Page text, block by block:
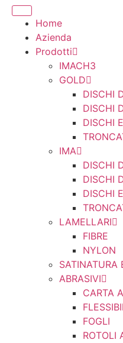
Home
Azienda
Prodotti
IMACH3
GOLD
DISCHI
DISCHI
DISCHI
IMA
DISCHI
DISCHI
DISCHI
LAMELLARI
FIBRE
NYLON
SATINATURA
ABRASIVI
CARTA
FOGLI
ROTOLI